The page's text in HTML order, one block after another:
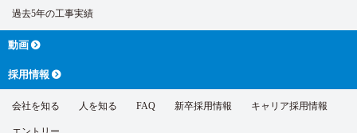
過去5年の工事実績
動画
採用情報
会社を知る 人を知る FAQ 新卒採用情報 キャリア採用情報